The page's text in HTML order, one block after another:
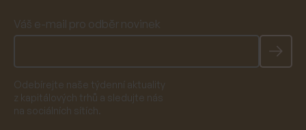
Váš e-mail pro odběr novinek
Odebírejte naše týdenní aktuality
z kapitálových trhů a sledujte nás
na sociálních sítích.